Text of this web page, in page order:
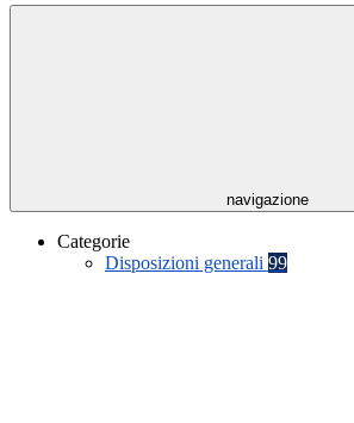
navigazione
Categorie
Disposizioni generali 99